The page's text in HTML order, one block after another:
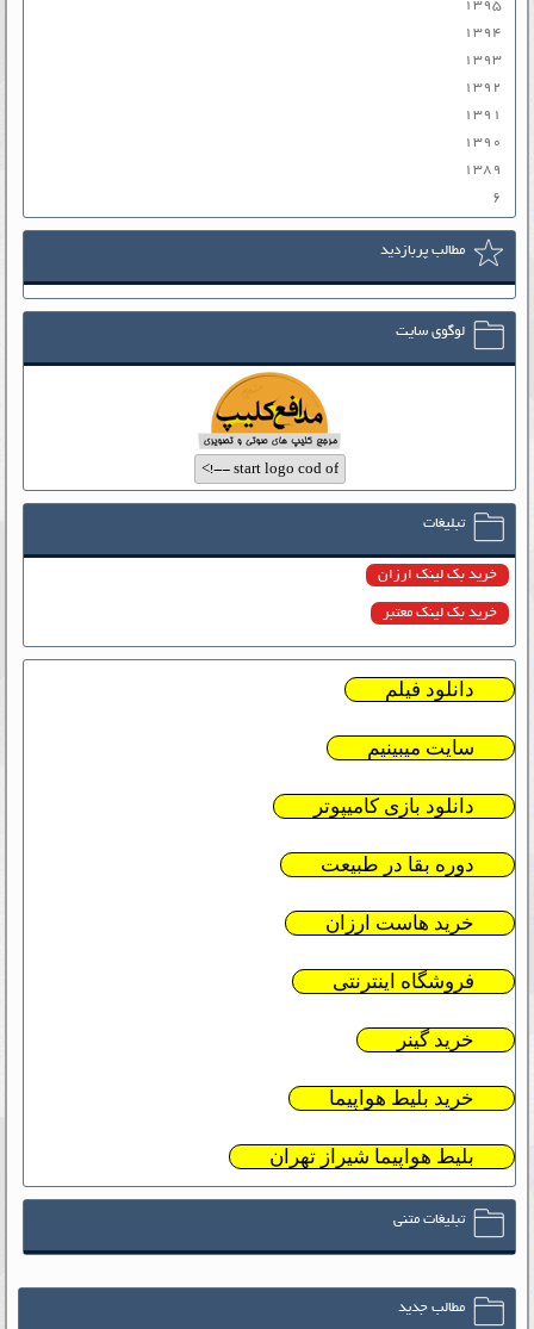
۱۳۹۵
۱۳۹۴
۱۳۹۳
۱۳۹۲
۱۳۹۱
۱۳۹۰
۱۳۸۹
۶
مطالب پربازدید
لوگوی سایت
تبلیغات
خرید بک لینک ارزان
خرید بک لینک معتبر
دانلود فیلم
سایت میبینیم
دانلود بازی کامیپوتر
دوره بقا در طبیعت
خرید هاست ارزان
فروشگاه اینترنتی
خرید گینر
خرید بلیط هواپیما
بلیط هواپیما شیراز تهران
تبلیغات متنی
مطالب جدید